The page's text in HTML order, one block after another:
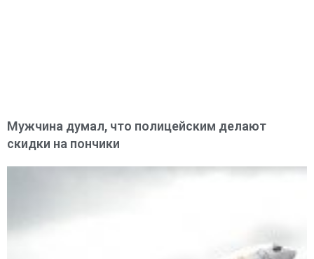
Мужчина думал, что полицейским делают
скидки на пончики